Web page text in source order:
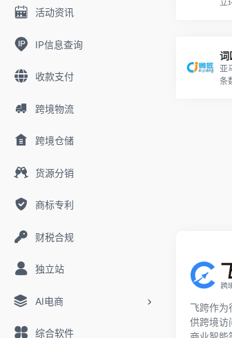
活动资讯
IP信息查询
收款支付
跨境物流
跨境仓储
货源分销
商标专利
财税合规
独立站
AI电商
综合软件
立
词
亚
条
飞跨作为
供跨境访